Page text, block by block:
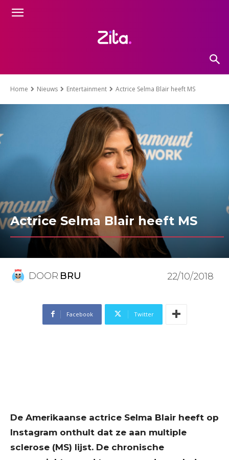
Home Nieuws Entertainment Actrice Selma Blair heeft MS
Actrice Selma Blair heeft MS
DOOR BRU 22/10/2018
Facebook Twitter
De Amerikaanse actrice Selma Blair heeft op
Instagram onthult dat ze aan multiple
sclerose (MS) lijst. De chronische